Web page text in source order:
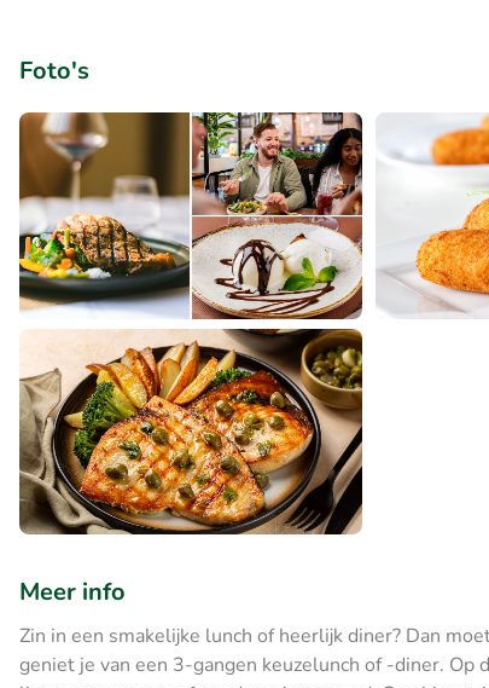
Foto's
Meer info
Zin in een smakelijke lunch of heerlijk diner? Dan
geniet je van een 3-gangen keuzelunch of -diner.